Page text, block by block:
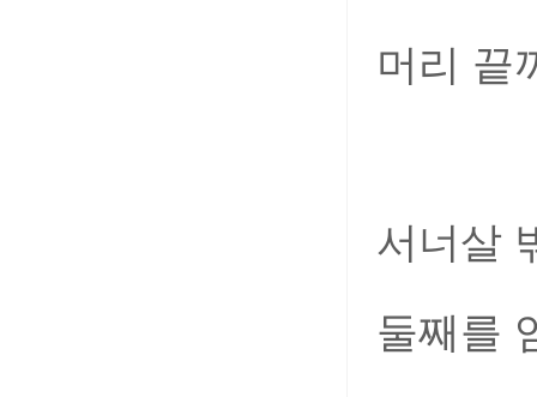
머리 끝
서너살
둘째를